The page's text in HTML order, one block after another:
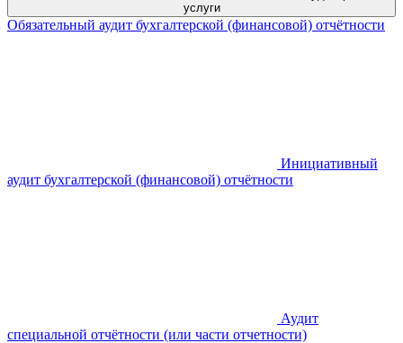
услуги
Обязательный аудит бухгалтерской (финансовой) отчётности
Инициативный
аудит бухгалтерской (финансовой) отчётности
Аудит
специальной отчётности (или части отчетности)